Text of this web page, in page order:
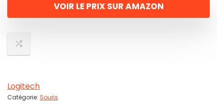
VOIR LE PRIX SUR AMAZON
Logitech
Catégorie: Souris